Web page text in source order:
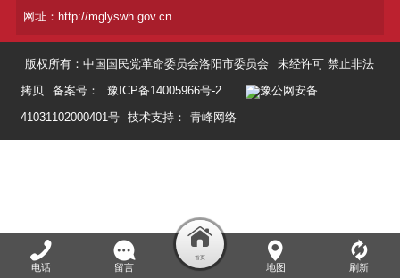
网址：http://mglyswh.gov.cn
版权所有：中国国民党革命委员会洛阳市委员会
未经许可 禁止非法
拷贝
备案号： 豫ICP备14005966号-2
豫公网安备
41031102000401号
技术支持： 青峰网络
电话 留言 地图 刷新